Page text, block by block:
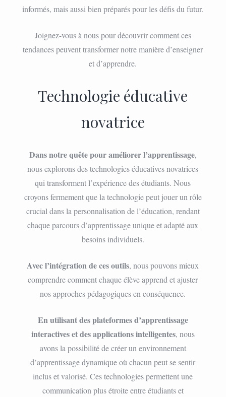
informés, mais aussi bien préparés pour les défis du futur.
Joignez-vous à nous pour découvrir comment ces
tendances peuvent transformer notre manière d’enseigner
et d’apprendre.
Technologie éducative
novatrice
Dans notre quête pour améliorer l’apprentissage,
nous explorons des technologies éducatives novatrices
qui transforment l’expérience des étudiants. Nous
croyons fermement que la technologie peut jouer un rôle
crucial dans la personnalisation de l’éducation, rendant
chaque parcours d’apprentissage unique et adapté aux
besoins individuels.
Avec l’intégration de ces outils, nous pouvons mieux
comprendre comment chaque élève apprend et ajuster
nos approches pédagogiques en conséquence.
En utilisant des plateformes d’apprentissage
interactives et des applications intelligentes, nous
avons la possibilité de créer un environnement
d’apprentissage dynamique où chacun peut se sentir
inclus et valorisé. Ces technologies permettent une
communication plus étroite entre étudiants et